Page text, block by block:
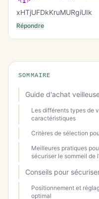
xHTjUFDkKruMURgiUIk
Répondre
SOMMAIRE
Guide d'achat
Les différents types de
caractéristiques
Critères de sélection
Meilleures pratiques
sécuriser le sommeil de
Conseils pour
Positionnement et
optimal